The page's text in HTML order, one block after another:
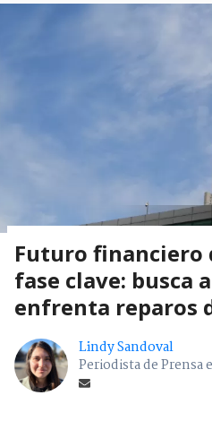
Futuro financiero
fase clave: busca
enfrenta reparos
Lindy Sandoval
Periodista de Prensa